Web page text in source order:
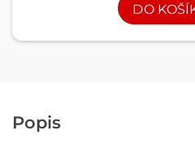
DO
Popis